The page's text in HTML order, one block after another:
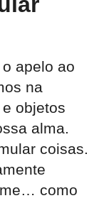
apelo ao
na
objetos
alma.
coisas.
como